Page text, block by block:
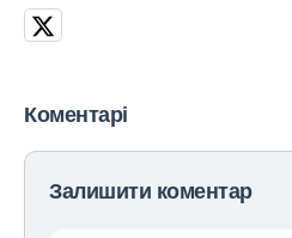
Коментарі
Залишити коментар